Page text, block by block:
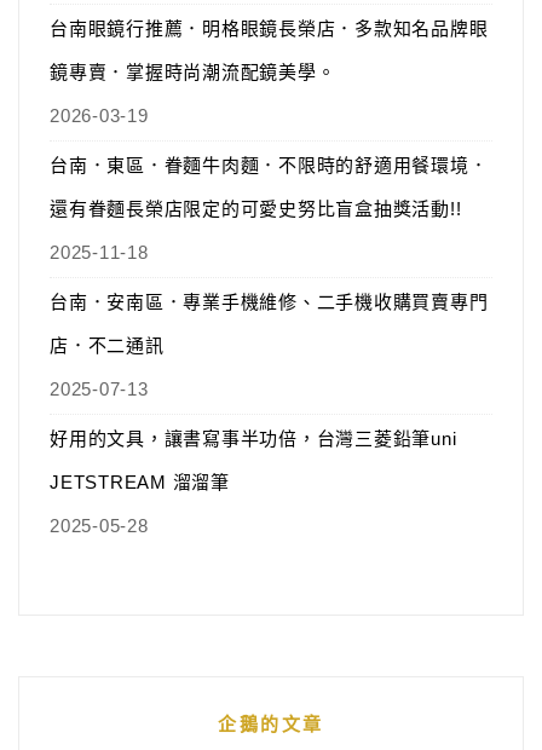
台南眼鏡行推薦．明格眼鏡長榮店．多款知名品牌眼
鏡專賣．掌握時尚潮流配鏡美學。
2026-03-19
台南．東區．眷麵牛肉麵．不限時的舒適用餐環境．
還有眷麵長榮店限定的可愛史努比盲盒抽獎活動!!
2025-11-18
台南．安南區．專業手機維修、二手機收購買賣專門
店．不二通訊
2025-07-13
好用的文具，讓書寫事半功倍，台灣三菱鉛筆uni
JETSTREAM 溜溜筆
2025-05-28
企鵝的文章